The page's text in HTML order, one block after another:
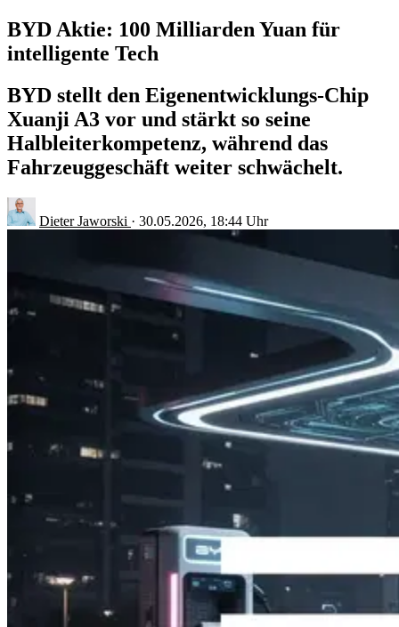
BYD Aktie: 100 Milliarden Yuan für
intelligente Tech
BYD stellt den Eigenentwicklungs-Chip
Xuanji A3 vor und stärkt so seine
Halbleiterkompetenz, während das
Fahrzeuggeschäft weiter schwächelt.
Dieter Jaworski · 30.05.2026, 18:44 Uhr